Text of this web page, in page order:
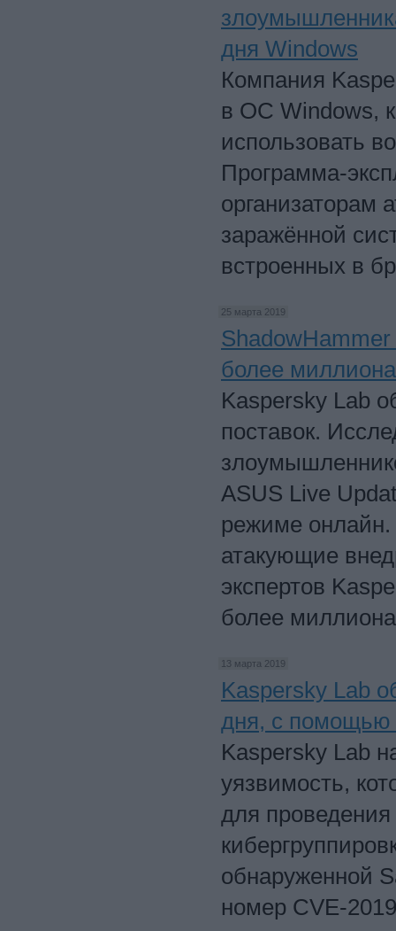
дня Windows
Компания
в ОС Windows,
использовать
Программа-
организаторам
заражённой
встроенных в
25 марта 2019
ShadowHammer
более
Kaspersky Lab
поставок.
ASUS Live
режиме онлайн.
атакующие
экспертов
более
13 марта 2019
Kaspersky Lab
дня, с помощью
Kaspersky Lab
уязвимость,
для
обнаруженной
номер CVE-